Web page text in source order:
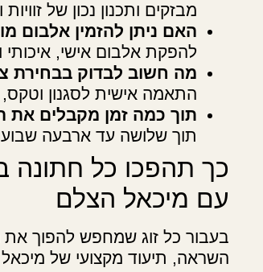
מבזקים ותכנון נכון של
האם ניתן להזמין אלבום
להפקת אלבום אישי,
מה חשוב לבדוק בבחירת
התאמה אישית לסגנון וטקס,
תוך כמה זמן מקבלים את
תוך שלושה עד ארבעה
כך תהפכו כל חתונה
עם מיכאל הצלם
בעבור כל זוג שמחפש להפוך
השראה, תיעוד מקצועי של מיכאל